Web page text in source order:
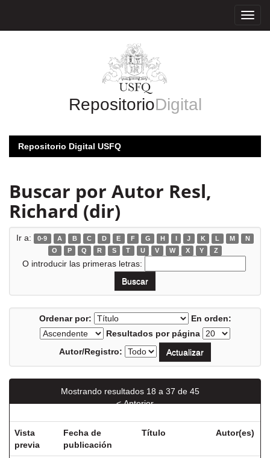
RepositorioDigital
Repositorio Digital USFQ
Buscar por Autor Resl,
Richard (dir)
Ir a: 0-9 A B C D E F G H I J K L M
N
O
P Q R S T U V W X Y Z
O introducir las primeras letras:
Ordenar por:
En orden:
Resultados por página
Autor/Registro:
Mostrando resultados 18 a 37 de 45
< Anterior
Vista
previa
Fecha de
publicación
Título Autor(es)